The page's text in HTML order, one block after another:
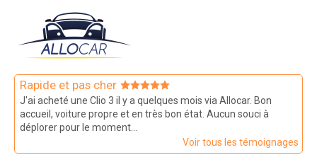
principal
Rapide et pas cher
J'ai acheté une Clio 3 il y a quelques mois via Allocar. Bon
accueil, voiture propre et en très bon état. Aucun souci à
déplorer pour le moment...
Voir tous les témoignages